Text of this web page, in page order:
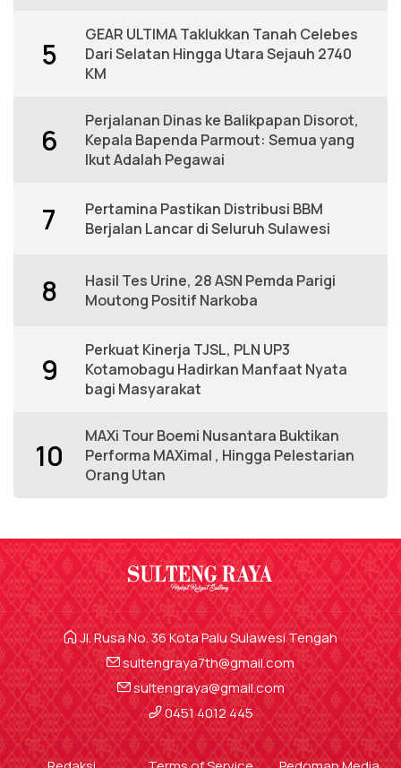
5
GEAR ULTIMA Taklukkan Tanah Celebes
Dari Selatan Hingga Utara Sejauh 2740
KM
6
Perjalanan Dinas ke Balikpapan Disorot,
Kepala Bapenda Parmout: Semua yang
Ikut Adalah Pegawai
7
Pertamina Pastikan Distribusi BBM
Berjalan Lancar di Seluruh Sulawesi
8
Hasil Tes Urine, 28 ASN Pemda Parigi
Moutong Positif Narkoba
9
Perkuat Kinerja TJSL, PLN UP3
Kotamobagu Hadirkan Manfaat Nyata
bagi Masyarakat
10
MAXi Tour Boemi Nusantara Buktikan
Performa MAXimal , Hingga Pelestarian
Orang Utan
Jl. Rusa No. 36 Kota Palu Sulawesi Tengah
sultengraya7th@gmail.com
sultengraya@gmail.com
0451 4012 445